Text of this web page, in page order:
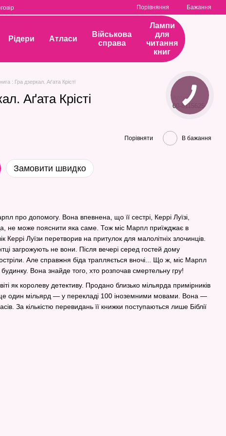
Порівняння Бажання
Рідери Атласи
Військова
справа
Лампи
для
читання
книг
: Гра дзеркал. Аґата Крісті
Аґата Крісті Артикул
00-8115625
Порівняти В бажання
Замовити швидко
про допомогу. Вона впевнена, що її сестрі, Керрі Луїзі,
не може пояснити яка саме. Тож міс Марпл приїжджає в
Керрі Луїзи перетворив на притулок для малолітніх злочинців.
загрожують не вони. Після вечері серед гостей дому
Але справжня біда трапляється вночі... Що ж, міс Марпл
Вона знайде того, хто розпочав смертельну гру!
як королеву детективу. Продано близько мільярда примірників
ще один мільярд — у перекладі 100 іноземними мовами. Вона —
За кількістю перевидань її книжки поступаються лише Біблії